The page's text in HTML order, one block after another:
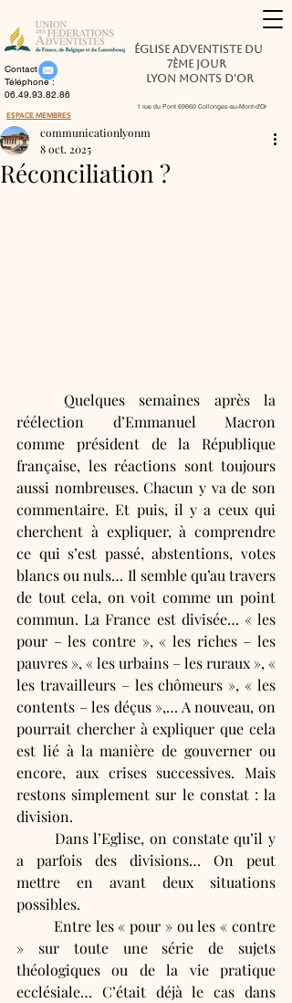
Église Adventiste du
7ème Jour
Lyon Monts d'Or
1 rue du Pont 69660 Collonges-au-Mont-d'Or
Contact :
Téléphone :
06.49.93.82.86
ESPACE MEMBRES
Réconciliation ?
communicationlyonm
8 oct. 2025
réélection d’Emmanuel Macron
comme président de la République
française, les réactions sont toujours
aussi nombreuses. Chacun y va de son
commentaire. Et puis, il y a ceux qui
cherchent à expliquer, à comprendre
ce qui s’est passé, abstentions, votes
blancs ou nuls… Il semble qu’au travers
de tout cela, on voit comme un point
commun. La France est divisée… « les
pour – les contre », « les riches – les
pauvres », « les urbains – les ruraux », «
les travailleurs – les chômeurs », « les
contents – les déçus »,… A nouveau, on
pourrait chercher à expliquer que cela
est lié à la manière de gouverner ou
encore, aux crises successives. Mais
restons simplement sur le constat : la
division.
a parfois des divisions… On peut
mettre en avant deux situations
possibles.
» sur toute une série de sujets
théologiques ou de la vie pratique
ecclésiale… C’était déjà le cas dans